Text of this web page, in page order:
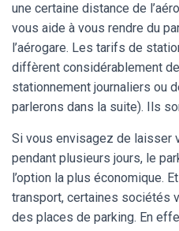
une certaine distance de
vous aide à vous rendre du
l’aérogare. Les tarifs de
diffèrent considérablement
stationnement journaliers ou
parlerons dans la suite). Ils
Si vous envisagez de laisser
pendant plusieurs jours, le
l’option la plus économique.
transport, certaines sociétés
des places de parking. En